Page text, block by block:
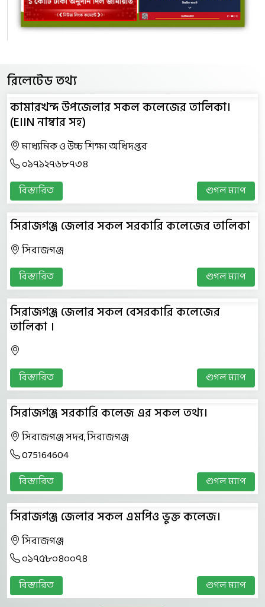
রিলেটেড তথ্য
কামারখন্দ উপজেলার সকল কলেজের তালিকা।
(EIIN নাম্বার সহ)
মাধ্যমিক ও উচ্চ শিক্ষা অধিদপ্তর
০১৭১২৭৬৮৭৩৪
বিস্তারিত গুগল ম্যাপ
সিরাজগঞ্জ জেলার সকল সরকারি কলেজের তালিকা
সিরাজগঞ্জ
বিস্তারিত গুগল ম্যাপ
সিরাজগঞ্জ জেলার সকল বেসরকারি কলেজের
তালিকা ।
বিস্তারিত গুগল ম্যাপ
সিরাজগঞ্জ সরকারি কলেজ এর সকল তথ্য।
সিরাজগঞ্জ সদর, সিরাজগঞ্জ
075164604
বিস্তারিত গুগল ম্যাপ
সিরাজগঞ্জ জেলার সকল এমপিও ভুক্ত কলেজ।
সিরাজগঞ্জ
০১৭৫৮০৪০০৭৪
বিস্তারিত
গুগল ম্যাপ